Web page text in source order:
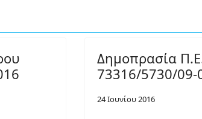
Δημοπρασία
73316/5730/09-
24 Ιουνίου 2016